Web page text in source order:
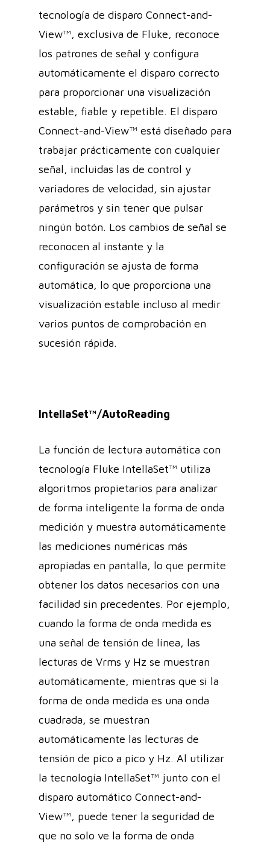
tecnología de disparo Connect-and-
View™, exclusiva de Fluke, reconoce
los patrones de señal y configura
automáticamente el disparo correcto
para proporcionar una visualización
estable, fiable y repetible. El disparo
Connect-and-View™ está diseñado para
trabajar prácticamente con cualquier
señal, incluidas las de control y
variadores de velocidad, sin ajustar
parámetros y sin tener que pulsar
ningún botón. Los cambios de señal se
reconocen al instante y la
configuración se ajusta de forma
automática, lo que proporciona una
visualización estable incluso al medir
varios puntos de comprobación en
sucesión rápida.
IntellaSet™/AutoReading
La función de lectura automática con
tecnología Fluke IntellaSet™ utiliza
algoritmos propietarios para analizar
de forma inteligente la forma de onda
medición y muestra automáticamente
las mediciones numéricas más
apropiadas en pantalla, lo que permite
obtener los datos necesarios con una
facilidad sin precedentes. Por ejemplo,
cuando la forma de onda medida es
una señal de tensión de línea, las
lecturas de Vrms y Hz se muestran
automáticamente, mientras que si la
forma de onda medida es una onda
cuadrada, se muestran
automáticamente las lecturas de
tensión de pico a pico y Hz. Al utilizar
la tecnología IntellaSet™ junto con el
disparo automático Connect-and-
View™, puede tener la seguridad de
que no solo ve la forma de onda